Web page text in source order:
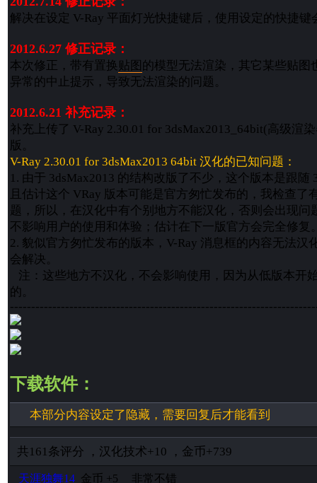
解决在设定 V-Ray 平面灯光快捷键后，使用设定的快捷
2012.6.27 修正记录：
本次修正，带有置换 贴图 的模型无法渲染，其它某些贴图
异常的中止提示，导致无法渲染的问题。
2012.6.21 补充记录：
补充上传了 V-Ray 2.30.01 for 3dsMax2013_64bit(高级渲
版。
V-Ray 2.30.01 for 3dsMax2013 64bit 汉化的已知问题：
1. 由于 3dsMax2013 的结构改版了不少，这个版本是跟随
且估计这个 VRay 版本可能是官方匆忙发布的，我检查了
题，所以，在汉化中有个别地方不能汉化，否则会出现问
不影响用户的使用和体验；估计在下一版官方会完全修复
2. 貌似官方匆忙发布的版本，V-Ray 消息框的内容无法汉
会解决。
注：这些地方不汉化，不会影响使用，因为从低版本开
的。
下载软件：
本部分内容设定了隐藏，需要回复后才能看到
共161条评分 ， 汉化技术+10 ， 金币+739
天涯独舞14 金币 +5 非常不错